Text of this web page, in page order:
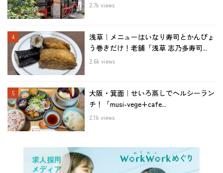
2.7k views
浅草｜メニューはいなり寿司とかんぴょ
う巻きだけ！老舗「浅草 志乃多寿司...
2.6k views
大阪・箕面｜せいろ蒸しでヘルシーラン
チ！「musi-vege+cafe...
2.1k views